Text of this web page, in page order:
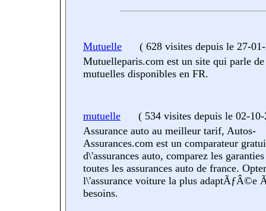
Mutuelle ( 628 visites depuis le 27-
Mutuelleparis.com est un site qui parle de
mutuelles disponibles en FR.
mutuelle ( 534 visites depuis le 02-
Assurance auto au meilleur tarif, Autos-
Assurances.com est un comparateur
d\'assurances auto, comparez les
toutes les assurances auto de france.
l\'assurance voiture la plus adaptÃƒÂ©e
besoins.